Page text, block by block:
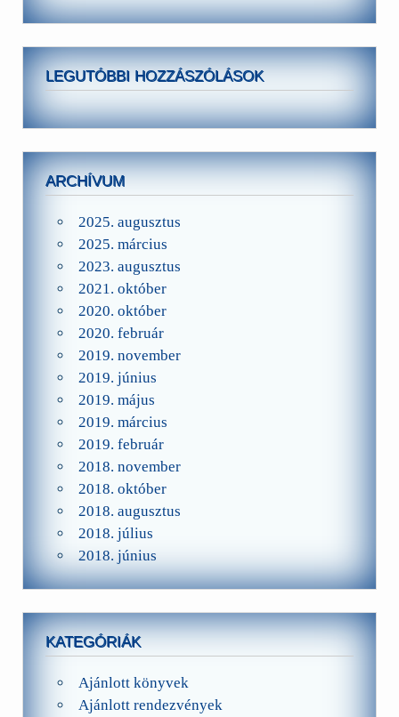
LEGUTÓBBI HOZZÁSZÓLÁSOK
ARCHÍVUM
2025. augusztus
2025. március
2023. augusztus
2021. október
2020. október
2020. február
2019. november
2019. június
2019. május
2019. március
2019. február
2018. november
2018. október
2018. augusztus
2018. július
2018. június
KATEGÓRIÁK
Ajánlott könyvek
Ajánlott rendezvények